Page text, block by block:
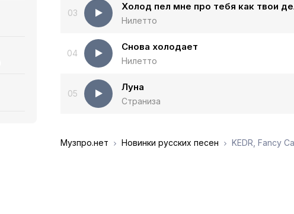
03
Холод пел мне про тебя как твои
Нилетто
04
Снова холодает
Нилетто
05
Луна
Страниза
Музпро.нет Новинки русских песен KEDR, Fancy